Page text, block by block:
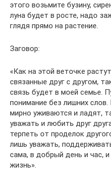
этого возьмите бузину,
луна будет в росте, надо
глядя прямо на растение.
Заговор:
«Как на этой веточке
связанные друг с другом,
связь будет в моей семье.
понимание без лишних
мирно уживаются и ладят,
уважать и любить друг
терпеть от проделок
лишь уважать,
сама, в добрый день и час,
жизнь».